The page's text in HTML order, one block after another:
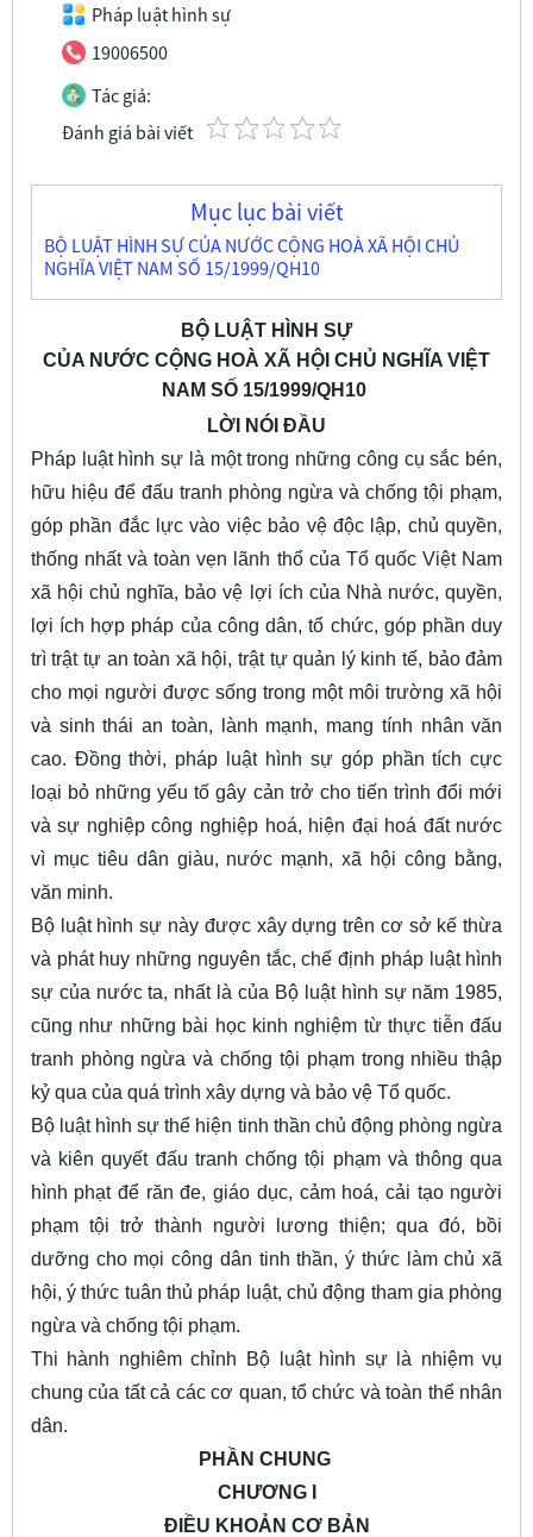
Pháp luật hình sự
19006500
Tác giả:
Đánh giá bài viết
Mục lục bài viết
BỘ LUẬT HÌNH SỰ CỦA NƯỚC CỘNG HOÀ XÃ HỘI CHỦ
NGHĨA VIỆT NAM SỐ 15/1999/QH10
BỘ LUẬT HÌNH SỰ
CỦA NƯỚC CỘNG HOÀ XÃ HỘI CHỦ NGHĨA VIỆT
NAM SỐ 15/1999/QH10
LỜI NÓI ĐẦU
Pháp luật hình sự là một trong những công cụ sắc bén,
hữu hiệu để đấu tranh phòng ngừa và chống tội phạm,
góp phần đắc lực vào việc bảo vệ độc lập, chủ quyền,
thống nhất và toàn vẹn lãnh thổ của Tổ quốc Việt Nam
xã hội chủ nghĩa, bảo vệ lợi ích của Nhà nước, quyền,
lợi ích hợp pháp của công dân, tổ chức, góp phần duy
trì trật tự an toàn xã hội, trật tự quản lý kinh tế, bảo đảm
cho mọi người được sống trong một môi trường xã hội
và sinh thái an toàn, lành mạnh, mang tính nhân văn
cao. Đồng thời, pháp luật hình sự góp phần tích cực
loại bỏ những yếu tố gây cản trở cho tiến trình đổi mới
và sự nghiệp công nghiệp hoá, hiện đại hoá đất nước
vì mục tiêu dân giàu, nước mạnh, xã hội công bằng,
văn minh.
Bộ luật hình sự này được xây dựng trên cơ sở kế thừa
và phát huy những nguyên tắc, chế định pháp luật hình
sự của nước ta, nhất là của Bộ luật hình sự năm 1985,
cũng như những bài học kinh nghiệm từ thực tiễn đấu
tranh phòng ngừa và chống tội phạm trong nhiều thập
kỷ qua của quá trình xây dựng và bảo vệ Tổ quốc.
Bộ luật hình sự thể hiện tinh thần chủ động phòng ngừa
và kiên quyết đấu tranh chống tội phạm và thông qua
hình phạt để răn đe, giáo dục, cảm hoá, cải tạo người
phạm tội trở thành người lương thiện; qua đó, bồi
dưỡng cho mọi công dân tinh thần, ý thức làm chủ xã
hội, ý thức tuân thủ pháp luật, chủ động tham gia phòng
ngừa và chống tội phạm.
Thi hành nghiêm chỉnh Bộ luật hình sự là nhiệm vụ
chung của tất cả các cơ quan, tổ chức và toàn thể nhân
dân.
PHẦN CHUNG
CHƯƠNG I
ĐIỀU KHOẢN CƠ BẢN